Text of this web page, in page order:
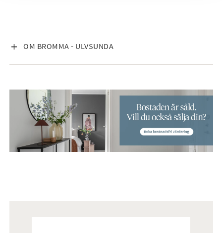
OM BROMMA - ULVSUNDA
VISA INNEHÅLL